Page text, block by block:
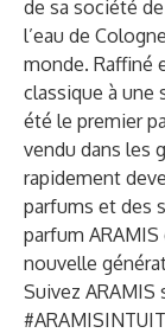
de sa société
l’eau de
monde. Raffiné
classique à une
été le premier
vendu dans les
rapidement
parfums et des
parfum
nouvelle
Suivez ARAMIS